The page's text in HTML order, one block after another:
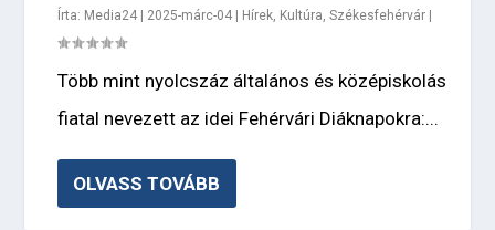
Írta: Media24 | 2025-márc-04 | Hírek Kultúra ,Székesfehérvár |
Több mint nyolcszáz általános és középiskolás
fiatal nevezett az idei Fehérvári Diáknapokra:...
OLVASS TOVÁBB